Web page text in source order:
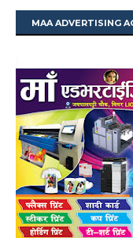
MAA ADVERTISING